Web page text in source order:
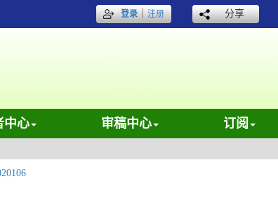
登录｜注册 分享
中心 审稿中心 订阅